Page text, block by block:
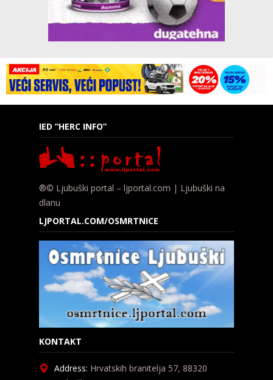
IED “HERC INFO”
®© Ljubuški portal – ljportal.com | Ljubuški na
dlanu
LJPORTAL.COM/OSMRTNICE
KONTAKT
Address: Hrvatskih branitelja 57, 88320